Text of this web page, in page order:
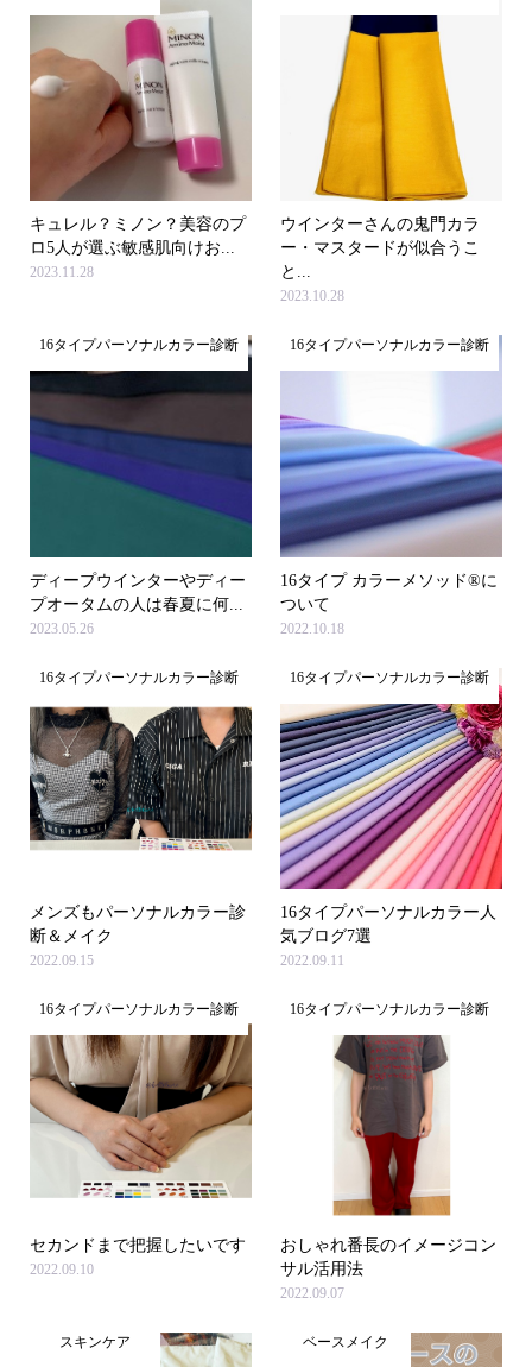
キュレル？ミノン？美容のプ
ロ5人が選ぶ敏感肌向けお...
2023.11.28
ウインターさんの鬼門カラ
ー・マスタードが似合うこ
と...
2023.10.28
16タイプパーソナルカラー診断
ディープウインターやディー
プオータムの人は春夏に何...
2023.05.26
16タイプパーソナルカラー診断
16タイプ カラーメソッド®に
ついて
2022.10.18
16タイプパーソナルカラー診断
メンズもパーソナルカラー診
断＆メイク
2022.09.15
16タイプパーソナルカラー診断
16タイプパーソナルカラー人
気ブログ7選
2022.09.11
16タイプパーソナルカラー診断
セカンドまで把握したいです
2022.09.10
16タイプパーソナルカラー診断
おしゃれ番長のイメージコン
サル活用法
2022.09.07
スキンケア ベースメイク